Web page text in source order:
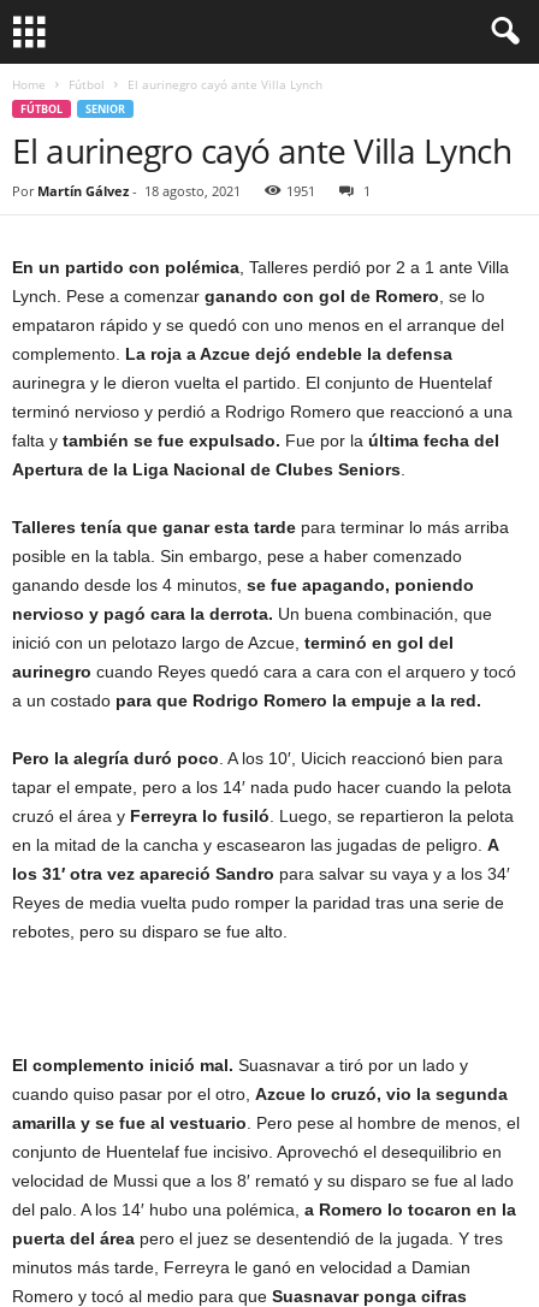
Home Fútbol El aurinegro cayó ante Villa Lynch
FÚTBOL SENIOR
El aurinegro cayó ante Villa Lynch
Por Martín Gálvez - 18 agosto, 2021 1951 1
En un partido con polémica , Talleres perdió por 2 a 1 ante Villa
Lynch. Pese a comenzar ganando con gol de Romero , se lo
empataron rápido y se quedó con uno menos en el arranque del
complemento. La roja a Azcue dejó endeble la defensa
aurinegra y le dieron vuelta el partido. El conjunto de Huentelaf
terminó nervioso y perdió a Rodrigo Romero que reaccionó a una
falta y también se fue expulsado. Fue por la última fecha del
Apertura de la Liga Nacional de Clubes Seniors
Talleres tenía que ganar esta tarde para terminar lo más arriba
posible en la tabla. Sin embargo, pese a haber comenzado
ganando desde los 4 minutos, se fue apagando, poniendo
nervioso y pagó cara la derrota. Un buena combinación, que
inició con un pelotazo largo de Azcue, terminó en gol del
aurinegro cuando Reyes quedó cara a cara con el arquero y tocó
a un costado para que Rodrigo Romero la empuje a la red.
Pero la alegría duró poco . A los 10′, Uicich reaccionó bien para
tapar el empate, pero a los 14′ nada pudo hacer cuando la pelota
cruzó el área y Ferreyra lo fusiló . Luego, se repartieron la pelota
en la mitad de la cancha y escasearon las jugadas de peligro. A
los 31′ otra vez apareció Sandro para salvar su vaya y a los 34′
Reyes de media vuelta pudo romper la paridad tras una serie de
rebotes, pero su disparo se fue alto.
El complemento inició mal. Suasnavar a tiró por un lado y
cuando quiso pasar por el otro, Azcue lo cruzó, vio la segunda
amarilla y se fue al vestuario . Pero pese al hombre de menos, el
conjunto de Huentelaf fue incisivo. Aprovechó el desequilibrio en
velocidad de Mussi que a los 8′ remató y su disparo se fue al lado
del palo. A los 14′ hubo una polémica, a Romero lo tocaron en la
puerta del área pero el juez se desentendió de la jugada. Y tres
minutos más tarde, Ferreyra le ganó en velocidad a Damian
Romero y tocó al medio para que Suasnavar ponga cifras